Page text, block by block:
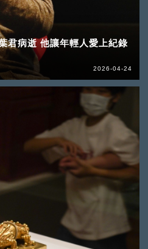
君病逝 他讓年輕人愛上紀錄
2026-04-24